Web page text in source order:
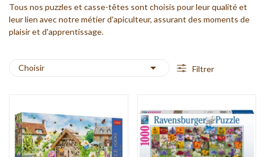
Tous nos puzzles et casse-têtes sont choisis pour leur qualité et
leur lien avec notre métier d'apiculteur, assurant des moments de
plaisir et d'apprentissage.
Choisir  Filtrer